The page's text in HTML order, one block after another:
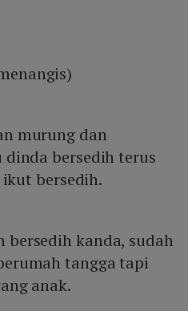
murung dan
dinda bersedih terus
bersedih.
bersedih kanda, sudah
tangga tapi
anak.